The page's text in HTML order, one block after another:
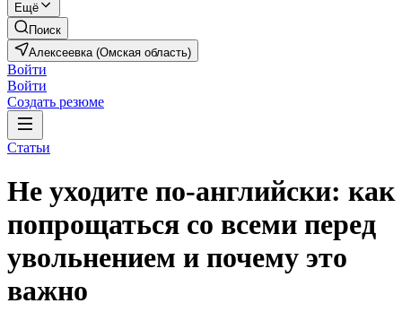
Ещё
Поиск
Алексеевка (Омская область)
Войти
Войти
Создать резюме
Статьи
Не уходите по-английски: как
попрощаться со всеми перед
увольнением и почему это
важно